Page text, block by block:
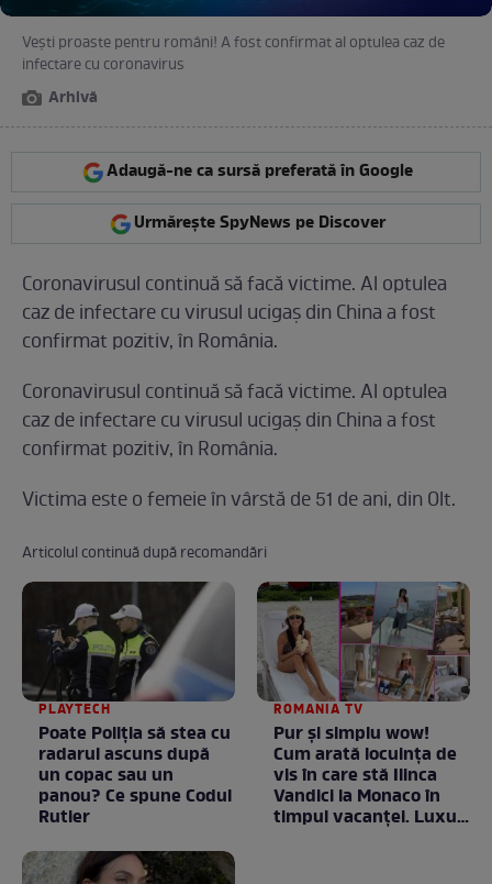
Veşti proaste pentru români! A fost confirmat al optulea caz de
infectare cu coronavirus
Arhivă
Adaugă-ne ca sursă preferată în Google
Urmărește SpyNews pe Discover
Coronavirusul continuă să facă victime. Al optulea
caz de infectare cu virusul ucigaş din China a fost
confirmat pozitiv, în România.
Coronavirusul continuă să facă victime. Al optulea
caz de infectare cu virusul ucigaş din China a fost
confirmat pozitiv, în România.
Victima este o femeie în vârstă de 51 de ani, din Olt.
Articolul continuă după recomandări
PLAYTECH
Poate Poliția să stea cu
radarul ascuns după
un copac sau un
panou? Ce spune Codul
Rutier
ROMANIA TV
Pur și simplu wow!
Cum arată locuința de
vis în care stă Ilinca
Vandici la Monaco în
timpul vacanței. Luxul